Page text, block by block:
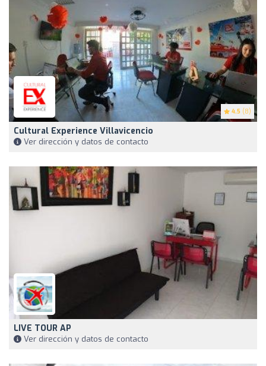
4.5 (8)
Cultural Experience Villavicencio
Ver dirección y datos de contacto
LIVE TOUR AP
Ver dirección y datos de contacto